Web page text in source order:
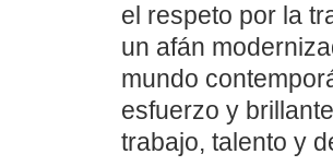
el respeto por la
un afán
mundo
esfuerzo y
trabajo, talento y